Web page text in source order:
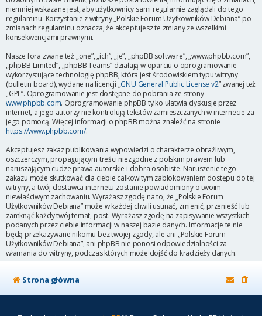
niemniej wskazane jest, aby użytkownicy sami regularnie zaglądali do tego
regulaminu. Korzystanie z witryny „Polskie Forum Użytkowników Debiana” po
zmianach regulaminu oznacza, że akceptujesz te zmiany ze wszelkimi
konsekwencjami prawnymi.
Nasze fora zwane też „one”, „ich”, „je”, „phpBB software”, „www.phpbb.com”,
„phpBB Limited”, „phpBB Teams” działają w oparciu o oprogramowanie
wykorzystujące technologię phpBB, która jest środowiskiem typu witryny
(bulletin board), wydane na licencji „GNU General Public License v2” zwanej też
„GPL”. Oprogramowanie jest dostępne do pobrania ze strony
www.phpbb.com. Oprogramowanie phpBB tylko ułatwia dyskusje przez
internet, a jego autorzy nie kontrolują tekstów zamieszczanych w internecie za
jego pomocą. Więcej informacji o phpBB można znaleźć na stronie
https://www.phpbb.com/.
Akceptujesz zakaz publikowania wypowiedzi o charakterze obraźliwym,
oszczerczym, propagującym treści niezgodne z polskim prawem lub
naruszającym cudze prawa autorskie i dobra osobiste. Naruszenie tego
zakazu może skutkować dla ciebie całkowitym zablokowaniem dostępu do tej
witryny, a twój dostawca internetu zostanie powiadomiony o twoim
niewłaściwym zachowaniu. Wyrażasz zgodę na to, że „Polskie Forum
Użytkowników Debiana” może w każdej chwili usunąć, zmienić, przenieść lub
zamknąć każdy twój temat, post. Wyrażasz zgodę na zapisywanie wszystkich
podanych przez ciebie informacji w naszej bazie danych. Informacje te nie
będą przekazywane nikomu bez twojej zgody, ale ani „Polskie Forum
Użytkowników Debiana”, ani phpBB nie ponosi odpowiedzialności za
włamania do witryny, podczas których może dojść do kradzieży danych.
Strona główna